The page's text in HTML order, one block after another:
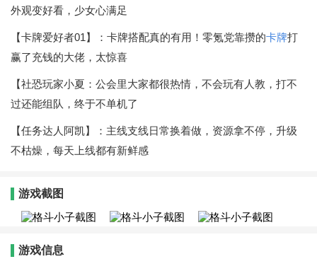
外观变好看，少女心满足
【卡牌爱好者01】：卡牌搭配真的有用！零氪党靠攒的卡牌打
赢了充钱的大佬，太惊喜
【社恐玩家小夏：公会里大家都很热情，不会玩有人教，打不
过还能组队，终于不单机了
【任务达人阿凯】：主线支线日常换着做，资源拿不停，升级
不枯燥，每天上线都有新鲜感
游戏截图
游戏信息